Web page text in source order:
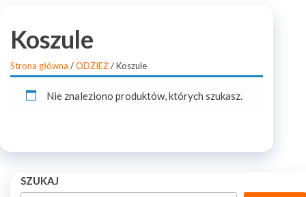
Koszule
Strona główna /ODZIEŻ/ Koszule
Nie znaleziono produktów, których szukasz.
SZUKAJ